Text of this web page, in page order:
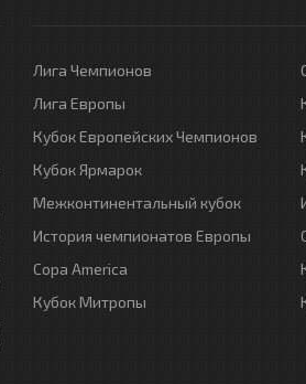
Лига Чемпионов
Лига Европы
Кубок Европейских Чемпионов
Кубок Ярмарок
Межконтинентальный кубок
История чемпионатов Европы
Copa America
Кубок Митропы